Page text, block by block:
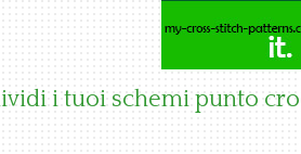
i tuoi schemi punto